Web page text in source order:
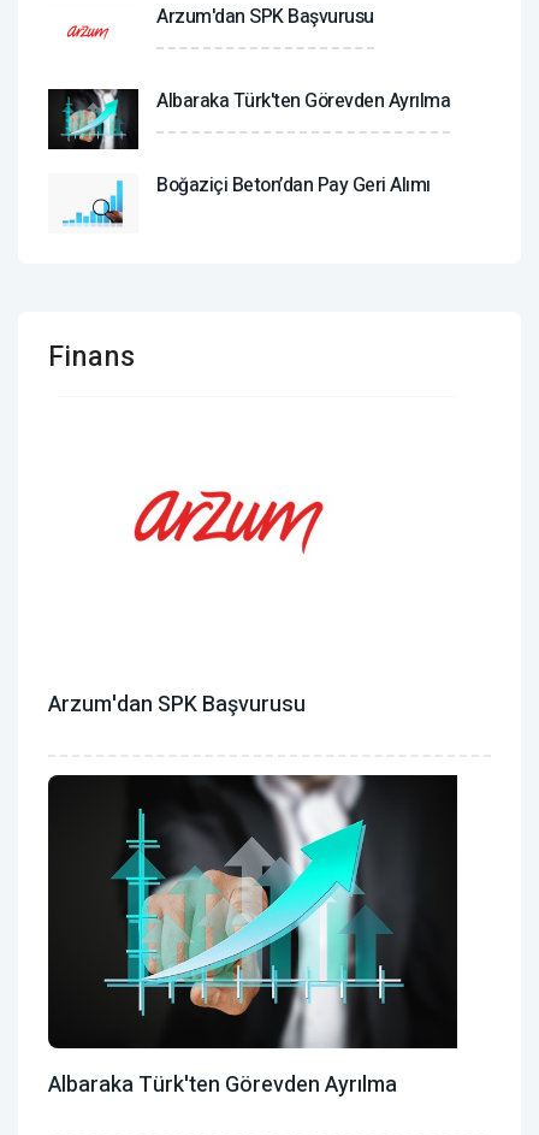
Arzum'dan SPK Başvurusu
Albaraka Türk'ten Görevden Ayrılma
Boğaziçi Beton’dan Pay Geri Alımı
Finans
Arzum'dan SPK Başvurusu
Albaraka Türk'ten Görevden Ayrılma